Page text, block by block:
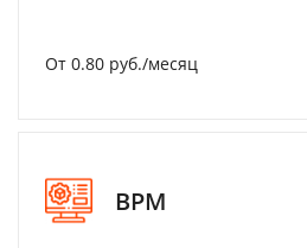
От 0.80 руб./месяц
BPM